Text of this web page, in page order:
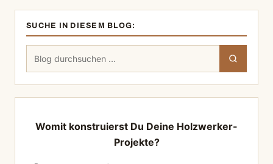
SUCHE IN DIESEM BLOG:
Suchen
Womit konstruierst Du Deine Holzwerker-
Projekte?